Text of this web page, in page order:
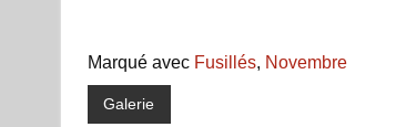
Marqué avec Fusillés, Novembre
Galerie